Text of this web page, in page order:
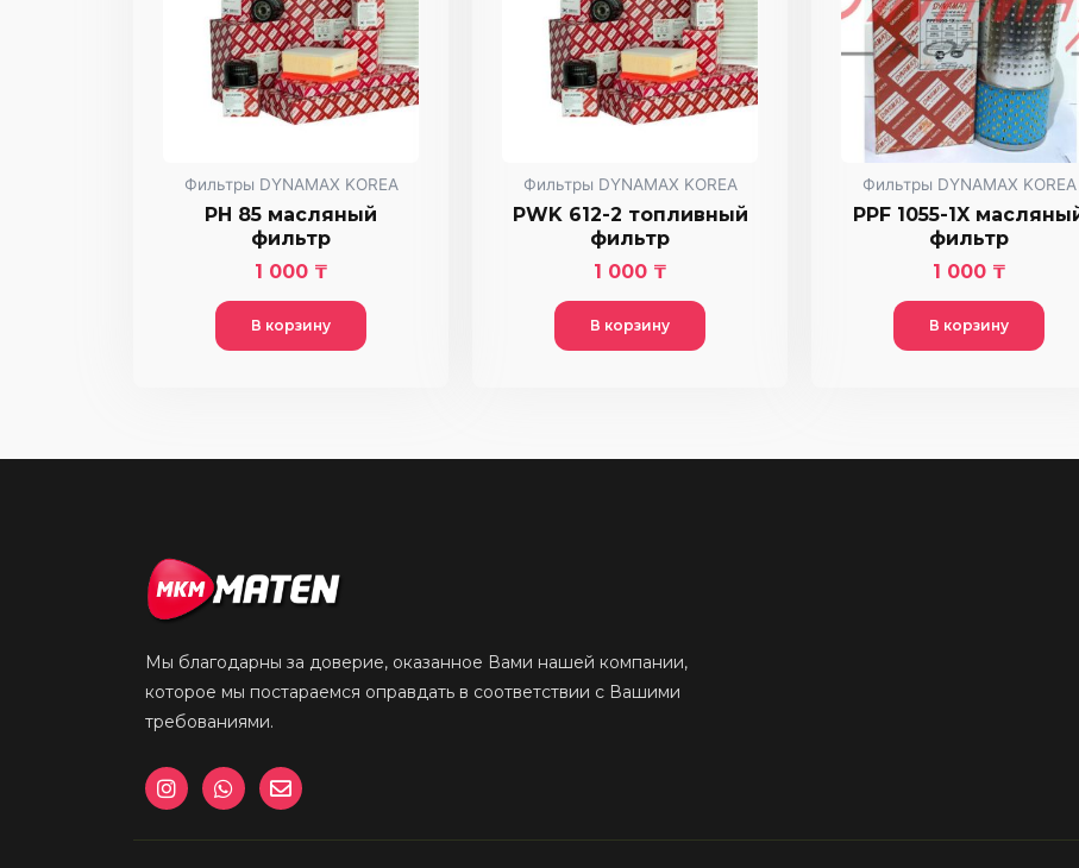
Фильтры DYNAMAX KOREA
PH 85 масляный
фильтр
1 000 ₸
В корзину
Фильтры DYNAMAX KOREA
PWK 612-2 топливный
фильтр
1 000 ₸
В корзину
Фильтры DYNAMAX KOREA
PPF 1055-1X
фильтр
1 000 ₸
В корзину
Мы благодарны за доверие, оказанное Вами нашей компании,
которое мы постараемся оправдать в соответствии с Вашими
требованиями.
I
n
s
t
W
h
a
t
E
n
v
e